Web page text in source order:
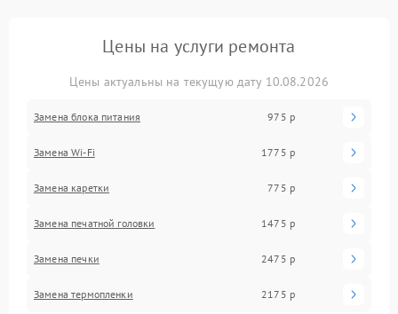
Цены на услуги ремонта
Цены актуальны на текущую дату 10.08.2026
Замена блока питания 975 р
Замена Wi-Fi 1775 р
Замена каретки 775 р
Замена печатной головки 1475 р
Замена печки 2475 р
Замена термопленки 2175 р